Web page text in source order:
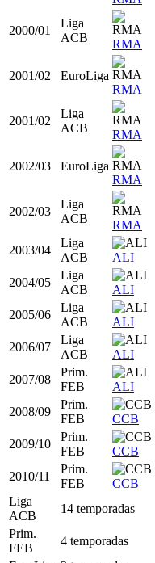
BAS
1998/99
Liga
ACB
BAS
1999/00
ACB
RMA
2000/01
EuroLiga
RMA
2000/01
ACB
RMA
2001/02
EuroLiga
RMA
2001/02
Liga
ACB
RMA
EuroLiga
RMA
2002/03
Liga
ACB
RMA
2003/04
Liga
ACB
ALI
2004/05
Liga
ACB
ALI
2005/06
Liga
ACB
ALI
2006/07
Liga
ACB
ALI
2007/08
Prim.
FEB
ALI
2008/09
Prim.
FEB
CCB